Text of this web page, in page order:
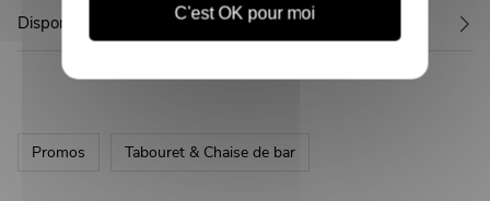
Disponible en 2 autres couleurs
Promos Tabouret & Chaise de bar
C'est OK pour moi